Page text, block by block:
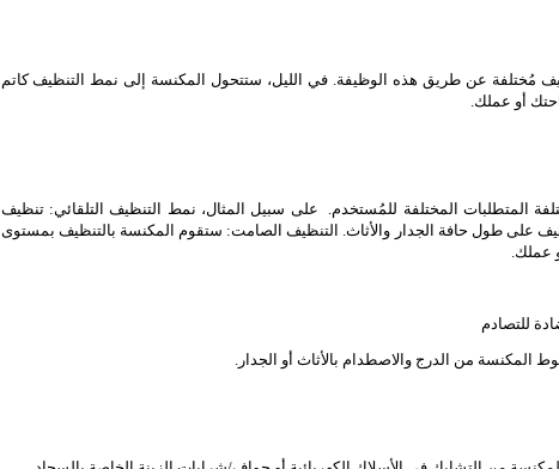
مُختلفة عن طريق هذه الوظيفة. في الليل، ستتحول المكنسة إلى نمط التنظيف كاتم
أو عملك.
المتطلبات المختلفة للمُستخدم. على سبيل المثال، نمط التنظيف التلقائي: تنظيف
على طول حافة الجدار والأثاث. التنظيف الصامت: ستقوم المكنسة بالتنظيف بمستوى
عملك.
المكنسة من الدرج والاصطدام بالأثاث أو الجدار.